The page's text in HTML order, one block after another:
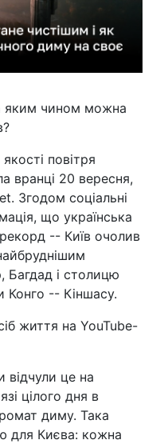
яким чином можна
повітря
вранці 20 вересня,
Згодом соціальні
що українська
-- Київ очолив
Багдад і столицю
Конго -- Кіншасу.
життя на YouTube-
відчули це на
цілого дня в
диму. Така
для Києва: кожна